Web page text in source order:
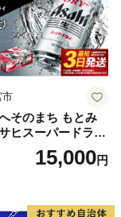
市
そのまち もとみ
ヒスーパードライ
本 合計8.4L 1ケー
ール度数5% 缶ビー
料 カメイ 本宮市
15,000円